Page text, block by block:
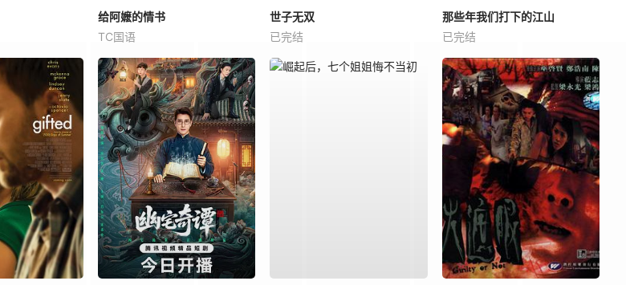
给阿嬷的情书
TC国语
世子无双
已完结
那些年我们打下的江山
已完结